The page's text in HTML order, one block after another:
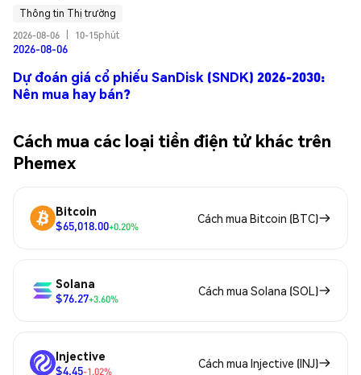
Thông tin Thị trường
2026-08-06
10-15phút
2026-08-06
Dự đoán giá cổ phiếu SanDisk (SNDK) 2026-2030:
Nên mua hay bán?
Cách mua các loại tiền điện tử khác trên
Phemex
Bitcoin
$65,018.00+0.20%
Cách mua Bitcoin (BTC)
Solana
$76.27+3.60%
Cách mua Solana (SOL)
Injective
$4.45-1.02%
Cách mua Injective (INJ)